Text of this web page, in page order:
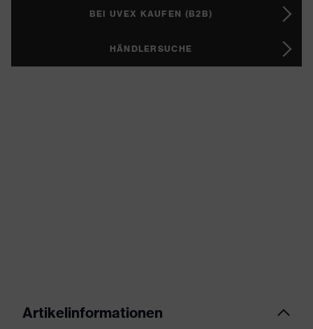
BEI UVEX KAUFEN (B2B)
HÄNDLERSUCHE
Artikelinformationen